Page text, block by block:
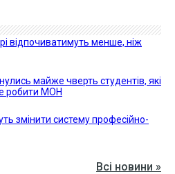
відпочиватимуть менше, ніж
майже чверть студентів, які
робити МОН
змінити систему професійно-
Всі новини »